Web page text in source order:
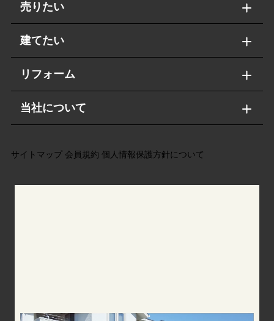
売りたい
建てたい
リフォーム
当社について
サイトマップ 会員規約 個人情報保護方針について